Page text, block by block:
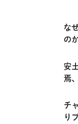
な
の
安
焉
チ
り